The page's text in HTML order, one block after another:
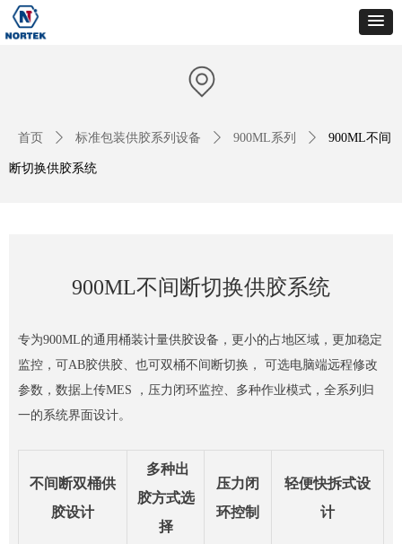
首页 ꄲ 标准包装供胶系列设备 ꄲ 900ML系列 ꄲ 900ML不间
断切换供胶系统
900ML不间断切换供胶系统
专为900ML的通用桶装计量供胶设备，更小的占地区域，更加稳定
监控，可AB胶供胶、也可双桶不间断切换， 可选电脑端远程修改
参数，数据上传MES ，压力闭环监控、多种作业模式，全系列归
一的系统界面设计。
不间断双桶供
胶设计
多种出
胶方式选
择
压力闭
环控制
轻便快拆式设
计